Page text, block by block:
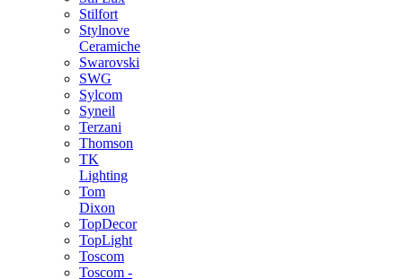
Stilfort
Stylnove
Ceramiche
Swarovski
SWG
Sylcom
Syneil
Terzani
Thomson
TK
Lighting
Tom
Dixon
TopDecor
TopLight
Toscom
Toscom -